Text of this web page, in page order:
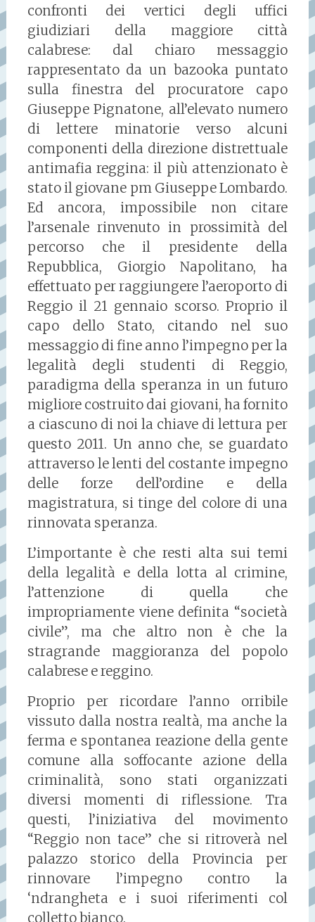
confronti dei vertici degli uffici
giudiziari della maggiore città
calabrese: dal chiaro messaggio
rappresentato da un bazooka puntato
sulla finestra del procuratore capo
Giuseppe Pignatone, all’elevato numero
di lettere minatorie verso alcuni
componenti della direzione distrettuale
antimafia reggina: il più attenzionato è
stato il giovane pm Giuseppe Lombardo.
Ed ancora, impossibile non citare
l’arsenale rinvenuto in prossimità del
percorso che il presidente della
Repubblica, Giorgio Napolitano, ha
effettuato per raggiungere l’aeroporto di
Reggio il 21 gennaio scorso. Proprio il
capo dello Stato, citando nel suo
messaggio di fine anno l’impegno per la
legalità degli studenti di Reggio,
paradigma della speranza in un futuro
migliore costruito dai giovani, ha fornito
a ciascuno di noi la chiave di lettura per
questo 2011. Un anno che, se guardato
attraverso le lenti del costante impegno
delle forze dell’ordine e della
magistratura, si tinge del colore di una
rinnovata speranza.
L’importante è che resti alta sui temi
della legalità e della lotta al crimine,
l’attenzione di quella che
impropriamente viene definita “società
civile”, ma che altro non è che la
stragrande maggioranza del popolo
calabrese e reggino.
Proprio per ricordare l’anno orribile
vissuto dalla nostra realtà, ma anche la
ferma e spontanea reazione della gente
comune alla soffocante azione della
criminalità, sono stati organizzati
diversi momenti di riflessione. Tra
questi, l’iniziativa del movimento
“Reggio non tace” che si ritroverà nel
palazzo storico della Provincia per
rinnovare l’impegno contro la
‘ndrangheta e i suoi riferimenti col
colletto bianco.